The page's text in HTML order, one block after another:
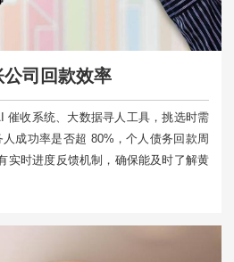
司回款效率
催收系统、大数据寻人工具，挑选时需
成功率是否超 80%，个人债务回款周
实时进度反馈机制，确保能及时了解黄